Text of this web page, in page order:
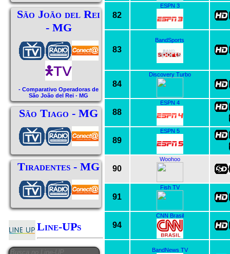
São João del Rei
- MG
- Comparativo Operadoras de
São João del Rei - MG
São Tiago - MG
Tiradentes - MG
Line-UPs
82
ESPN 3
83
BandSports
84
Discovery Turbo
88
ESPN 4
89
ESPN 5
90
Woohoo
91
Fish TV
94
CNN Brasil
BandNews TV